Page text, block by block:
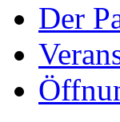
Der